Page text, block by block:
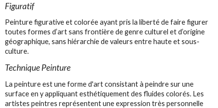
Figuratif
Peinture figurative et colorée ayant pris la liberté de faire figurer
toutes formes d’art sans frontière de genre culturel et d’origine
géographique, sans hiérarchie de valeurs entre haute et sous-
culture.
Technique Peinture
La peinture est une forme d'art consistant à peindre sur une
surface en y appliquant esthétiquement des fluides colorés. Les
artistes peintres représentent une expression très personnelle